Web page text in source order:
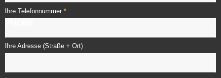
Ihre Telefonnummer *
Ihre Adresse (Straße + Ort)